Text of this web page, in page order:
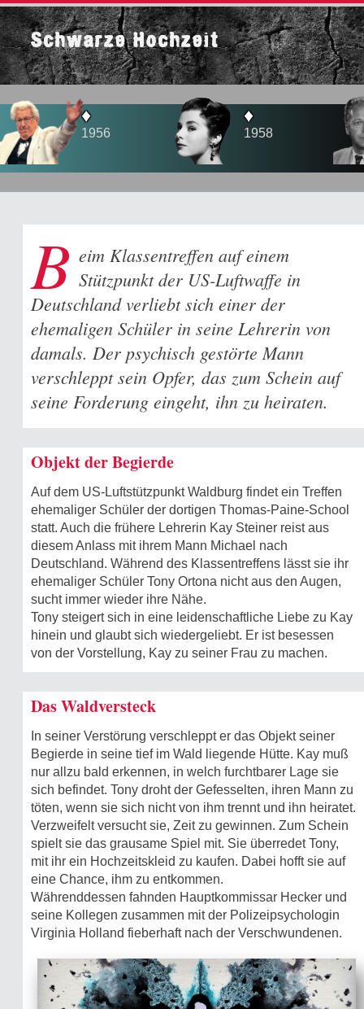
Schwarze Hochzeit
1958 1960
B eim Klassentreffen auf einem
Stützpunkt der US-Luftwaffe in
Deutschland verliebt sich einer der
ehemaligen Schüler in seine Lehrerin von
damals. Der psychisch gestörte Mann
verschleppt sein Opfer, das zum Schein auf
seine Forderung eingeht, ihn zu heiraten.
Objekt der Begierde
Auf dem US-Luftstützpunkt Waldburg findet ein Treffen
ehemaliger Schüler der dortigen Thomas-Paine-School
statt. Auch die frühere Lehrerin Kay Steiner reist aus
diesem Anlass mit ihrem Mann Michael nach
Deutschland. Während des Klassentreffens lässt sie ihr
ehemaliger Schüler Tony Ortona nicht aus den Augen,
sucht immer wieder ihre Nähe.
Tony steigert sich in eine leidenschaftliche Liebe zu Kay
hinein und glaubt sich wiedergeliebt. Er ist besessen
von der Vorstellung, Kay zu seiner Frau zu machen.
Das Waldversteck
In seiner Verstörung verschleppt er das Objekt seiner
Begierde in seine tief im Wald liegende Hütte. Kay muß
nur allzu bald erkennen, in welch furchtbarer Lage sie
sich befindet. Tony droht der Gefesselten, ihren Mann zu
töten, wenn sie sich nicht von ihm trennt und ihn heiratet.
Verzweifelt versucht sie, Zeit zu gewinnen. Zum Schein
spielt sie das grausame Spiel mit. Sie überredet Tony,
mit ihr ein Hochzeitskleid zu kaufen. Dabei hofft sie auf
eine Chance, ihm zu entkommen.
Währenddessen fahnden Hauptkommissar Hecker und
seine Kollegen zusammen mit der Polizeipsychologin
Virginia Holland fieberhaft nach der Verschwundenen.